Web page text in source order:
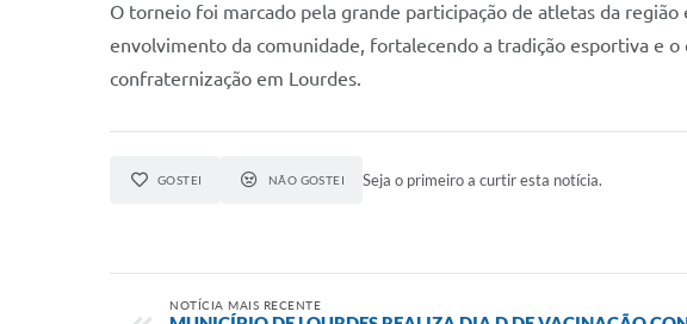
O torneio foi marcado pela grande participação de atletas da região
envolvimento da comunidade, fortalecendo a tradição esportiva e o
confraternização em Lourdes.
GOSTEI NÃO GOSTEI Seja o primeiro a curtir esta notícia.
NOTÍCIA MAIS RECENTE